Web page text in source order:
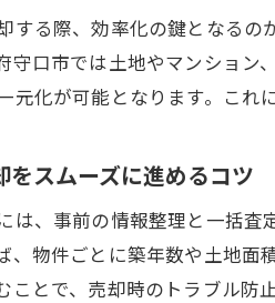
効
ま
不
不
不
する際、効率化の鍵となる
守口市では土地やマンショ
元化が可能となります。これ
スムーズに進めるコツ
は、事前の情報整理と一括
、物件ごとに築年数や土地
ことで、売却時のトラブル防